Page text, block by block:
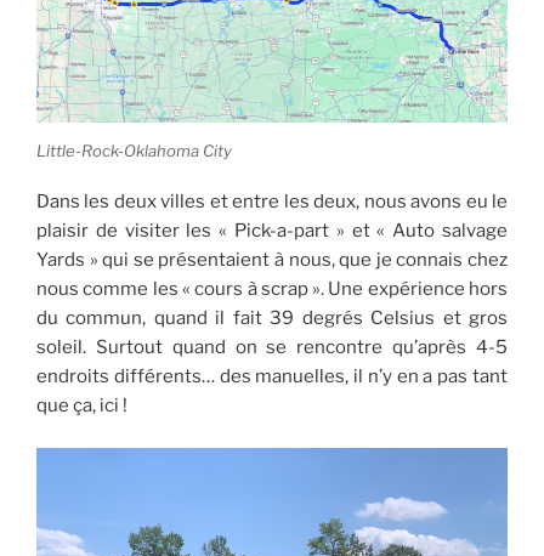
Little-Rock-Oklahoma City
Dans les deux villes et entre les deux, nous avons eu le
plaisir de visiter les « Pick-a-part » et « Auto salvage
Yards » qui se présentaient à nous, que je connais chez
nous comme les « cours à scrap ». Une expérience hors
du commun, quand il fait 39 degrés Celsius et gros
soleil. Surtout quand on se rencontre qu’après 4-5
endroits différents… des manuelles, il n’y en a pas tant
que ça, ici !